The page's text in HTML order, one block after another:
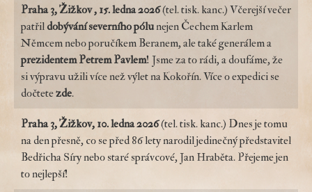
Praha 3, Žižkov , 15. ledna 2026(tel. tisk. kanc.) Včerejší večer
patřil dobývání severního pólunejen Čechem Karlem
Němcem nebo poručíkem Beranem, ale také generálem a
prezidentem Petrem Pavlem! Jsme za to rádi, a doufáme, že
si výpravu užili více než výlet na Kokořín. Více o expedici se
dočtetezde.
Praha 3, Žižkov, 10. ledna 2026(tel. tisk. kanc.) Dnes je tomu
na den přesně, co se před 86 lety narodil jedinečný představitel
Bedřicha Síry nebo staré správcové, Jan Hraběta. Přejeme jen
to nejlepší!